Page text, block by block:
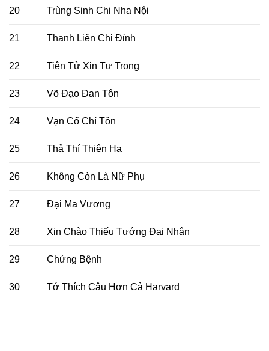
20 Trùng Sinh Chi Nha Nội
21 Thanh Liên Chi Đỉnh
22 Tiên Tử Xin Tự Trọng
23 Võ Đạo Đan Tôn
24 Vạn Cổ Chí Tôn
25 Thả Thí Thiên Hạ
26 Không Còn Là Nữ Phụ
27 Đại Ma Vương
28 Xin Chào Thiếu Tướng Đại Nhân
29 Chứng Bệnh
30 Tớ Thích Cậu Hơn Cả Harvard